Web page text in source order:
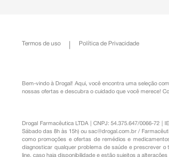
Termos de uso Política de Privacidade
Bem-vindo à Drogal! Aqui, você encontra uma seleção
nossas ofertas e descubra o cuidado que você merece!
Drogal Farmacêutica LTDA | CNPJ: 54.375.647/0066-72
Sábado das 8h às 15h) ousac@drogal.com.br /
como promoções e ofertas de remédios e
diagnosticar qualquer problema de saúde e prescrever
line, caso haja disponibilidade e estão sujeitos a